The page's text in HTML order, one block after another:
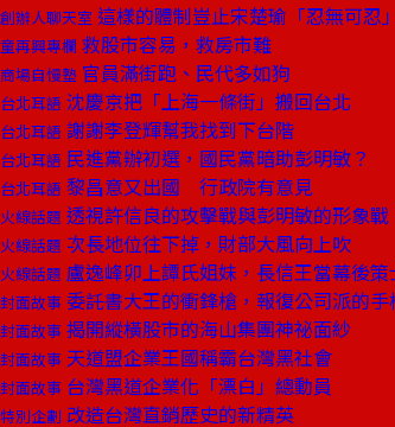
創辦人聊天室 這樣的體制豈止宋楚瑜「忍無可忍
童再興專欄 救股市容易，救房市難
商場自慢塾 官員滿街跑、民代多如狗
台北耳語 沈慶京把「上海一條街」搬回台北
台北耳語 謝謝李登輝幫我找到下台階
台北耳語 民進黨辦初選，國民黨暗助彭明敏？
台北耳語 黎昌意又出國 行政院有意見
火線話題 透視許信良的攻擊戰與彭明敏的形象戰
火線話題 次長地位往下掉，財部大風向上吹
火線話題 盧逸峰卯上譚氏姐妹，長信王當幕後策
封面故事 委託書大王的衝鋒槍，報復公司派的手
封面故事 揭開縱橫股市的海山集團神祕面紗
封面故事 天道盟企業王國稱霸台灣黑社會
封面故事 台灣黑道企業化「漂白」總動員
特別企劃 改造台灣直銷歷史的新精英